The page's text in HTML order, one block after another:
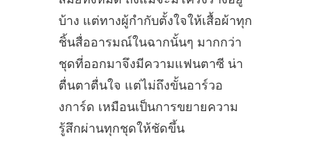
บ้าง แต่ทางผู้กำกับตั้งใจให้เสื้อผ้าทุก
ชิ้นสื่ออารมณ์ในฉากนั้นๆ มากกว่า
ชุดที่ออกมาจึงมีความแฟนตาซี น่า
ตื่นตาตื่นใจ แต่ไม่ถึงขั้นอาร์วอ
งการ์ด เหมือนเป็นการขยายความ
รู้สึกผ่านทุกชุดให้ชัดขึ้น